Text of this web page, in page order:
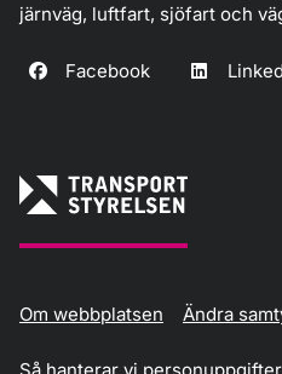
järnväg, luftfart, sjöfart och
Facebook
Om webbplatsen Ändra
Så hanterar vi personuppgifter